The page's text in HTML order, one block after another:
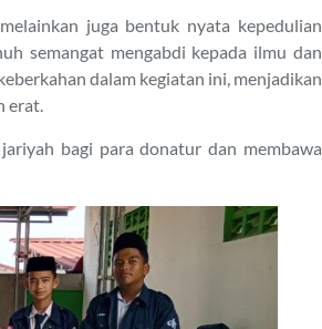
juga bentuk nyata kepedulian
semangat mengabdi kepada ilmu dan
dalam kegiatan ini, menjadikan
erat.
bagi para donatur dan membawa